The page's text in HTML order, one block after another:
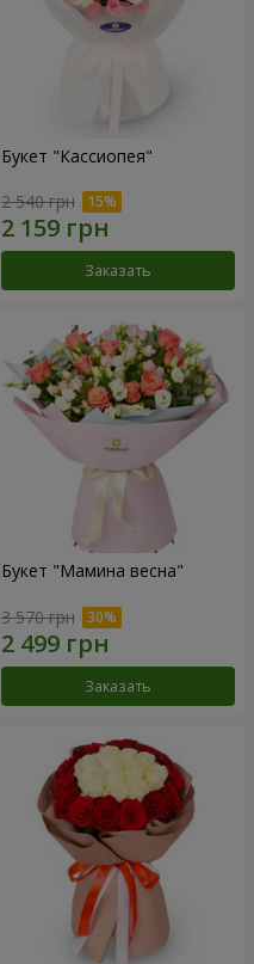
Букет "Кассиопея"
2 540 грн
Заказать
Букет "Мамина весна"
3 570 грн
Заказать